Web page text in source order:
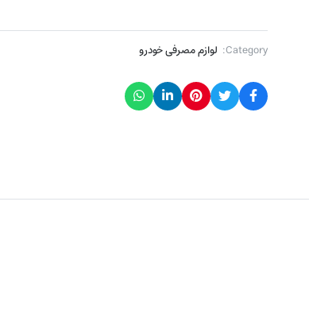
Category: لوازم مصرفی خودرو